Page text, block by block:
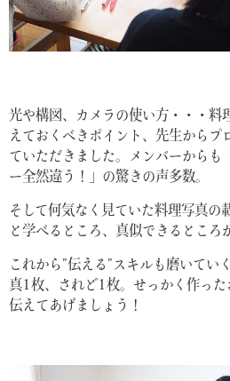
光や構図、カメラの使い方・・・料
えておくべきポイント、先生からプ
ていただきました。メンバーからも
ー全然違う！」の驚きの声多数。
そして何気なく見ていた料理写真の
と学べるところ、真似できるところ
これから”伝える”スキルも磨いてい
真1枚、されど1枚。せっかく作った
伝えてあげましょう！